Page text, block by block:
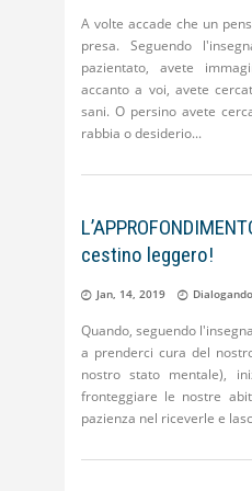
A volte accade che un
presa. Seguendo
pazientato, avete
accanto a voi, avete
sani. O persino avete
rabbia o desiderio
cestino leggero!
Jan, 14, 2019
Quando, seguendo
a prenderci cura del
nostro stato mentale),
fronteggiare le nostre
pazienza nel riceverle e